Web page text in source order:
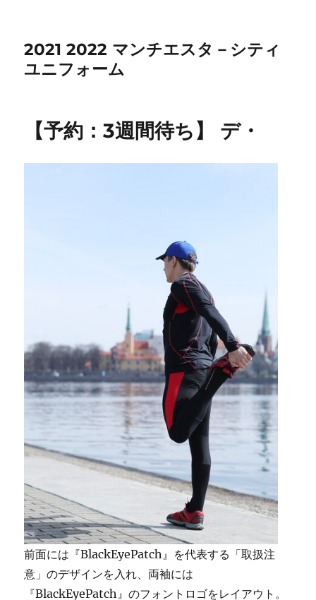
2021 2022 マンチエスタ－シティ
ユニフォーム
【予約：3週間待ち】 デ・
前面には『BlackEyePatch』を代表する「取扱注
意」のデザインを入れ、両袖には
『BlackEyePatch』のフォントロゴをレイアウト。